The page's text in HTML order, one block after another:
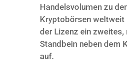
Handelsvolumen zu
Kryptobörsen weltweit
der Lizenz ein zweites,
Standbein neben dem
auf.